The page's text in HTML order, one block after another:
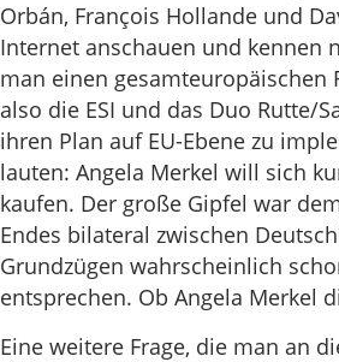
Orbán, François Hollande und
Internet anschauen und kennen
man einen gesamteuropäischen
also die ESI und das Duo Rutte/
ihren Plan auf EU-Ebene zu
lauten: Angela Merkel will sich
kaufen. Der große Gipfel war
Endes bilateral zwischen
Grundzügen wahrscheinlich
entsprechen. Ob Angela Merkel
Eine weitere Frage, die man an